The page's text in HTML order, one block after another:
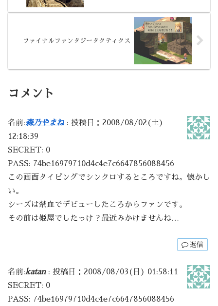
ファイナルファンタジータクティクス
コメント
名前:森乃やまね : 投稿日：2008/08/02(土)
12:18:39
SECRET: 0
PASS: 74be16979710d4c4e7c6647856088456
この画面タイピングでシンクロするところですね。懐かし
い。
シーズは禁血でデビューしたころからファンです。
その前は姫屋でしたっけ？最近みかけませんね…
返信
名前:katan: 投稿日：2008/08/03(日) 01:58:11
SECRET: 0
PASS: 74be16979710d4c4e7c6647856088456